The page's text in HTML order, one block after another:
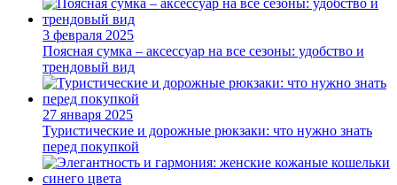
3 февраля 2025
Поясная сумка – аксессуар на все сезоны: удобство и
трендовый вид
27 января 2025
Туристические и дорожные рюкзаки: что нужно знать
перед покупкой